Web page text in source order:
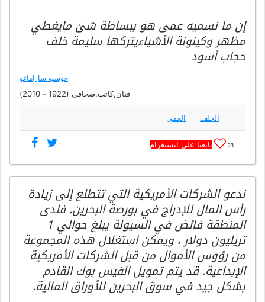
إن ما نسميه عمى هو ببساطة شئ مايغطي
مظهر وكينونة الأشياءيتركها سليمة خلف
حجاب أسود
خوسيه ساراماغو
فنان,كاتب,صحافي (1922 - 2010)
الخلف العمى
23 تابعنا على انستغرام
ندعو الشركات الأمريكية التي تتطلع إلى زيادة
رأس المال للإدراج في بورصة البحرين. فلدى
المنطقة فائض في السيولة يبلغ حوالي 1
تريليون دولار ، ويمكن استغلال هذه المجموعة
من رؤوس الأموال من قبل الشركات الأمريكية
الإبداعية. قد يتم تمويل الفيس بوك القادم
بشكل جيد في سوق البحرين للأوراق المالية.